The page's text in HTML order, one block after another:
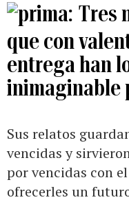
Tres
que con
entrega han
inimaginable
Sus relatos
vencidas y
por vencidas con
ofrecerles un